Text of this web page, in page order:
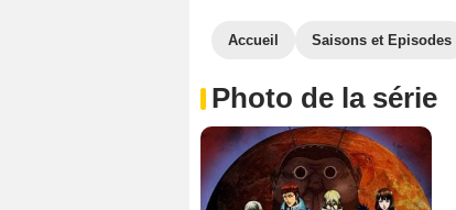
Accueil Saisons et Episodes
Photo de la série